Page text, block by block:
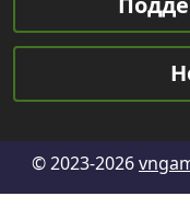
© 2023-2026